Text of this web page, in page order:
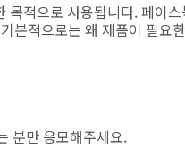
적으로 사용됩니다. 페이
본적으로는 왜 제품이 필요
분만 응모해주세요.